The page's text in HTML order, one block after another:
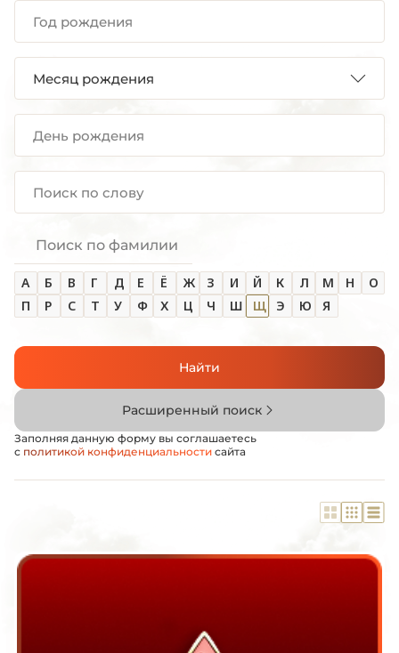
Поиск по фамилии
А Б В Г Д Е Ё Ж З И Й К Л М Н
О
П
Р С Т У Ф Х Ц Ч Ш Щ Э Ю Я
Найти
Расширенный поиск
Заполняя данную форму вы соглашаетесь
с политикой конфиденциальности сайта